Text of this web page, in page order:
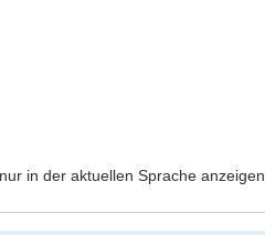
in der aktuellen Sprache anzeigen.